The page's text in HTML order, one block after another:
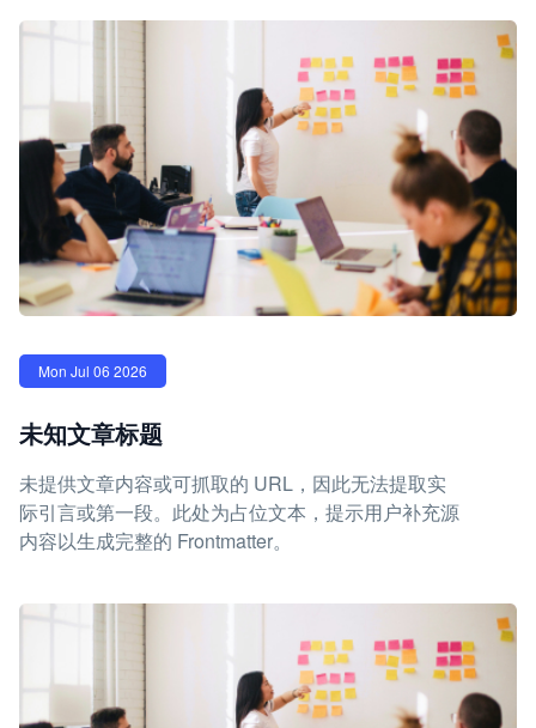
Mon Jul 06 2026
未知文章标题
未提供文章内容或可抓取的 URL，因此无法提取实
际引言或第一段。此处为占位文本，提示用户补充源
内容以生成完整的 Frontmatter。